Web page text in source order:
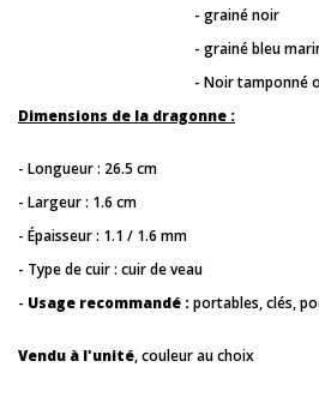
- grainé noir
- grainé bleu
- Noir tamponné
Dimensions de la dragonne :
- Longueur : 26.5 cm
- Largeur : 1.6 cm
- Épaisseur : 1.1 / 1.6 mm
- Type de cuir : cuir de veau
- Usage recommandé :portables, clés,
Vendu à l'unité, couleur au choix